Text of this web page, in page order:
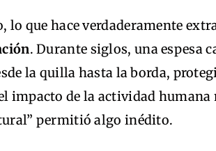
lo que hace verdaderamente
. Durante siglos, una espesa
la quilla hasta la borda,
impacto de la actividad humana
permitió algo inédito.